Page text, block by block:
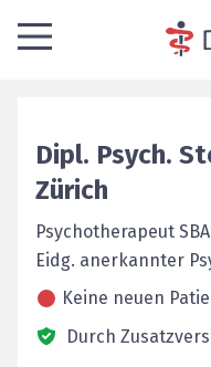
Dipl. Psych.
Zürich
Psychotherapeut
Eidg. anerkannter
Keine neuen
Durch